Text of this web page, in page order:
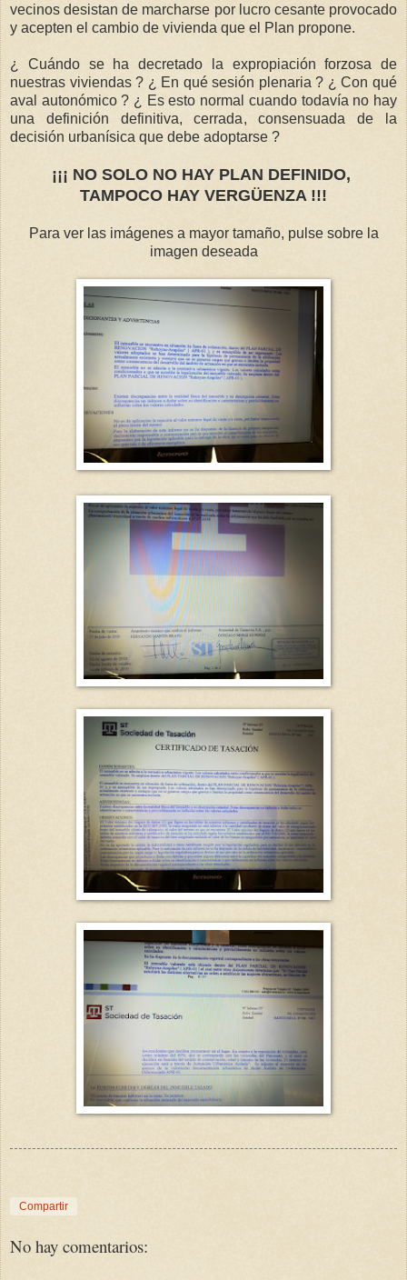
vecinos desistan de marcharse por lucro cesante provocado
y acepten el cambio de vivienda que el Plan propone.
¿ Cuándo se ha decretado la expropiación forzosa de
nuestras viviendas ? ¿ En qué sesión plenaria ? ¿ Con qué
aval autonómico ? ¿ Es esto normal cuando todavía no hay
una definición definitiva, cerrada, consensuada de la
decisión urbanísica que debe adoptarse ?
¡¡¡ NO SOLO NO HAY PLAN DEFINIDO,
TAMPOCO HAY VERGÜENZA !!!
Para ver las imágenes a mayor tamaño, pulse sobre la
imagen deseada
Compartir
No hay comentarios: